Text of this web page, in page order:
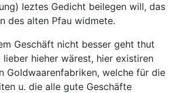
leztes Gedicht beilegen will, das
des alten Pfau widmete.
Geschäft nicht besser geht thut
lieber hieher wärest, hier existiren
Goldwaarenfabriken, welche für die
u. die alle gute Geschäfte